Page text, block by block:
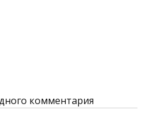
комментария